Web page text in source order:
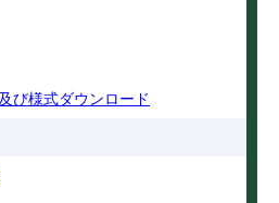
び様式ダウンロード